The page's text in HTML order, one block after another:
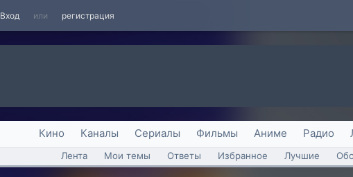
Вход или регистрация
Кино Каналы Сериалы Фильмы Аниме Радио
Лента Мои темы Ответы Избранное Лучшие